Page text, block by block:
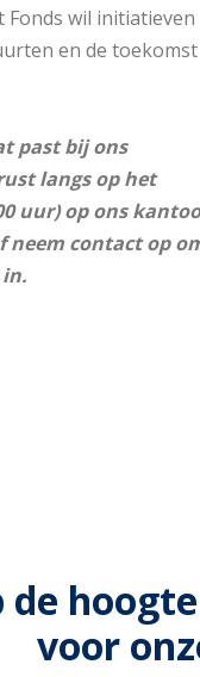
Fonds wil initiatieven
en de toekomst
past bij ons
langs op het
uur) op ons
neem contact op
de
voor